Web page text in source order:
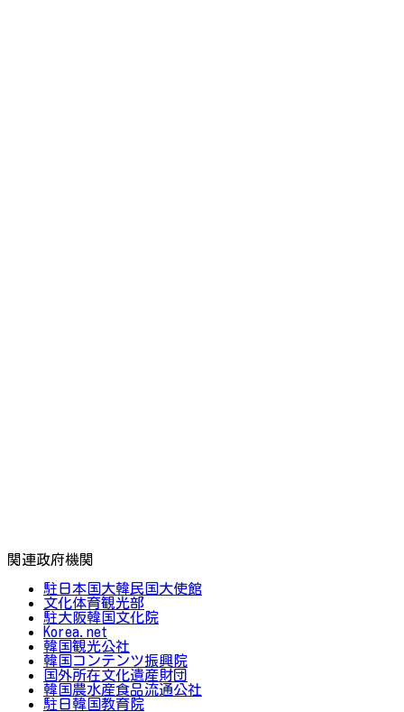
関連政府機関
駐日本国大韓民国大使館
文化体育観光部
駐大阪韓国文化院
Korea.net
韓国観光公社
韓国コンテンツ振興院
国外所在文化遺産財団
韓国農水産食品流通公社
駐日韓国教育院